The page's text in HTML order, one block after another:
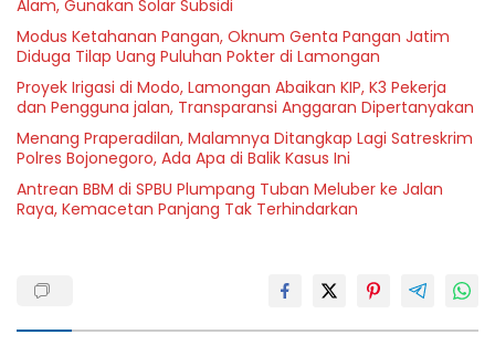
Alam, Gunakan Solar Subsidi
Modus Ketahanan Pangan, Oknum Genta Pangan Jatim
Diduga Tilap Uang Puluhan Pokter di Lamongan
Proyek Irigasi di Modo, Lamongan Abaikan KIP, K3 Pekerja
dan Pengguna jalan, Transparansi Anggaran Dipertanyakan
Menang Praperadilan, Malamnya Ditangkap Lagi Satreskrim
Polres Bojonegoro, Ada Apa di Balik Kasus Ini
Antrean BBM di SPBU Plumpang Tuban Meluber ke Jalan
Raya, Kemacetan Panjang Tak Terhindarkan